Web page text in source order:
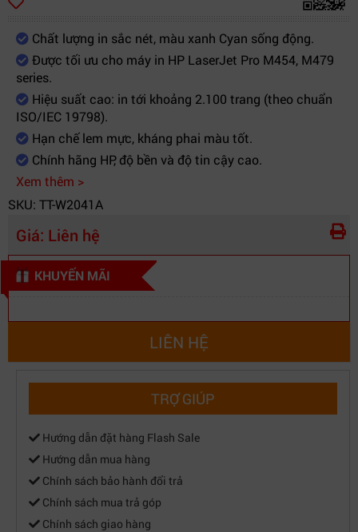
Chất lượng in sắc nét, màu xanh Cyan sống động.
Được tối ưu cho máy in HP LaserJet Pro M454, M479
series.
Hiệu suất cao: in tới khoảng 2.100 trang (theo chuẩn
ISO/IEC 19798).
Hạn chế lem mực, kháng phai màu tốt.
Chính hãng HP, độ bền và độ tin cậy cao.
Xem thêm >
SKU: TT-W2041A
Giá: Liên hệ
KHUYẾN MÃI
LIÊN HỆ
TRỢ GIÚP
Hướng dẫn đặt hàng Flash Sale
Hướng dẫn mua hàng
Chính sách bảo hành đổi trả
Chính sách mua trả góp
Chính sách giao hàng